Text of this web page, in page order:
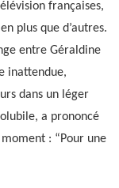
françaises,
plus que d’autres.
entre Géraldine
inattendue,
dans un léger
a prononcé
: “Pour une